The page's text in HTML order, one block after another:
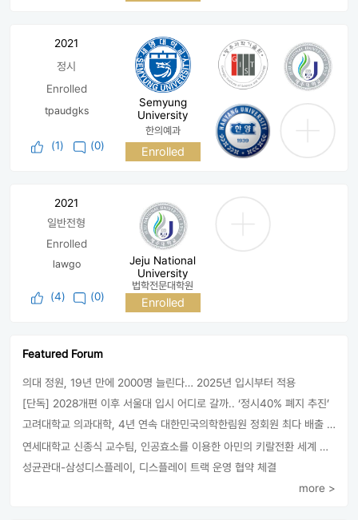
2021
정시
Enrolled
tpaudgks
(1) (0)
Semyung
University
한의예과
Enrolled
2021
일반전형
Enrolled
lawgo
(4) (0)
Jeju National
University
법학전문대학원
Enrolled
Featured Forum
의대 정원, 19년 만에 2000명 늘린다… 2025년 입시부터 적용
[단독] 2028개편 이후 서울대 입시 어디로 갈까.. ‘정시40% 폐지 추진’
고려대학교 의과대학, 4년 연속 대한민국의학한림원 정회원 최다 배출 外
연세대학교 신종식 교수팀, 인공효소를 이용한 아민의 키랄전환 세계 최초로 성공
성균관대-삼성디스플레이, 디스플레이 트랙 운영 협약 체결
more >